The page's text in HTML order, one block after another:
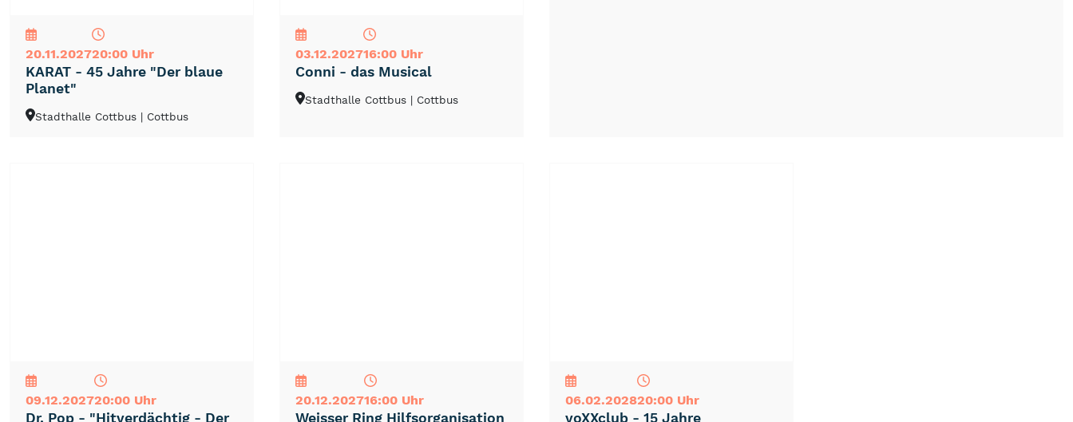
20.11.202720:00 Uhr
KARAT - 45 Jahre "Der blaue
Planet"
Stadthalle Cottbus | Cottbus
03.12.202716:00 Uhr
Conni - das Musical
Stadthalle Cottbus | Cottbus
09.12.202720:00 Uhr
Dr. Pop - "Hitverdächtig - Der
20.12.202716:00 Uhr
Weisser Ring Hilfsorganisation
06.02.202820:00 Uhr
voXXclub - 15 Jahre